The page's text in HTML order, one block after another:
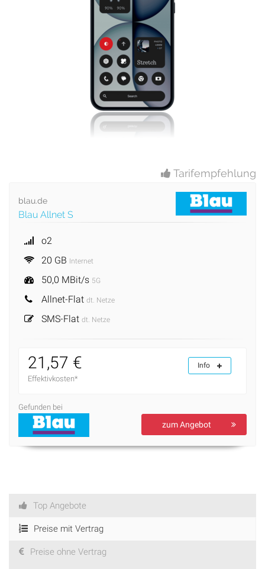
Tarifempfehlung
blau.de
Blau Allnet S
o2
20 GB Internet
50,0 MBit/s 5G
Allnet-Flat dt. Netze
SMS-Flat dt. Netze
21,57 €
Effektivkosten*
Info
Gefunden bei
zum Angebot
Top Angebote
Preise mit Vertrag
Preise ohne Vertrag